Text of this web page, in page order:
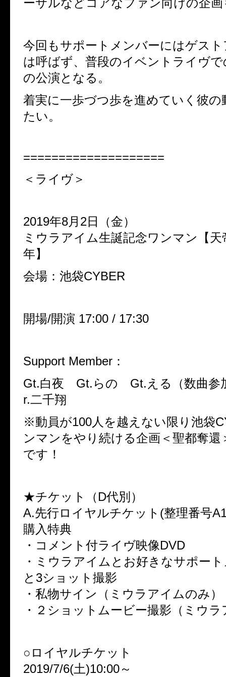
ーサルなどコアなファン向けの企
今回もサポートメンバーにはゲス
は呼ばず、普段のイベントライヴ
の公演となる。
着実に一歩づつ歩を進めていく彼の
たい。
====================
＜ライヴ＞
2019年8月2日（金）
ミウラアイム生誕記念ワンマン【天
年】
会場：池袋CYBER
開場/開演 17:00 / 17:30
Support Member：
Gt.白夜 Gt.らの Gt.える（数曲参
r.二千翔
※動員が100人を越えない限り池袋
ンマンをやり続ける企画＜聖都奪還
です！
★チケット（D代別）
A.先行ロイヤルチケット(整理番号
購入特典
・コメント付ライヴ映像DVD
・ミウラアイムとお好きなサポー
と3ショット撮影
・私物サイン（ミウラアイムのみ）
・２ショットムービー撮影（ミウ
○ロイヤルチケット
2019/7/6(土)10:00～